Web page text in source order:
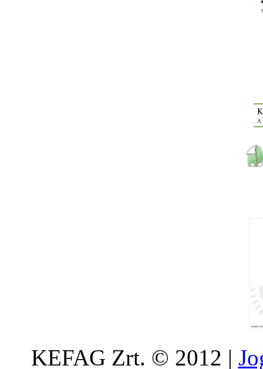
KEFAG Zrt. © 2012 |